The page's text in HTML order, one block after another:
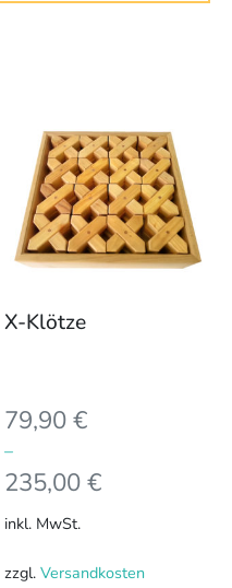
X-Klötze
79,90€
–
235,00€
inkl. MwSt.
zzgl. Versandkosten
Produkt
weist
mehrere
Varianten
auf.
Die
können
gewählt